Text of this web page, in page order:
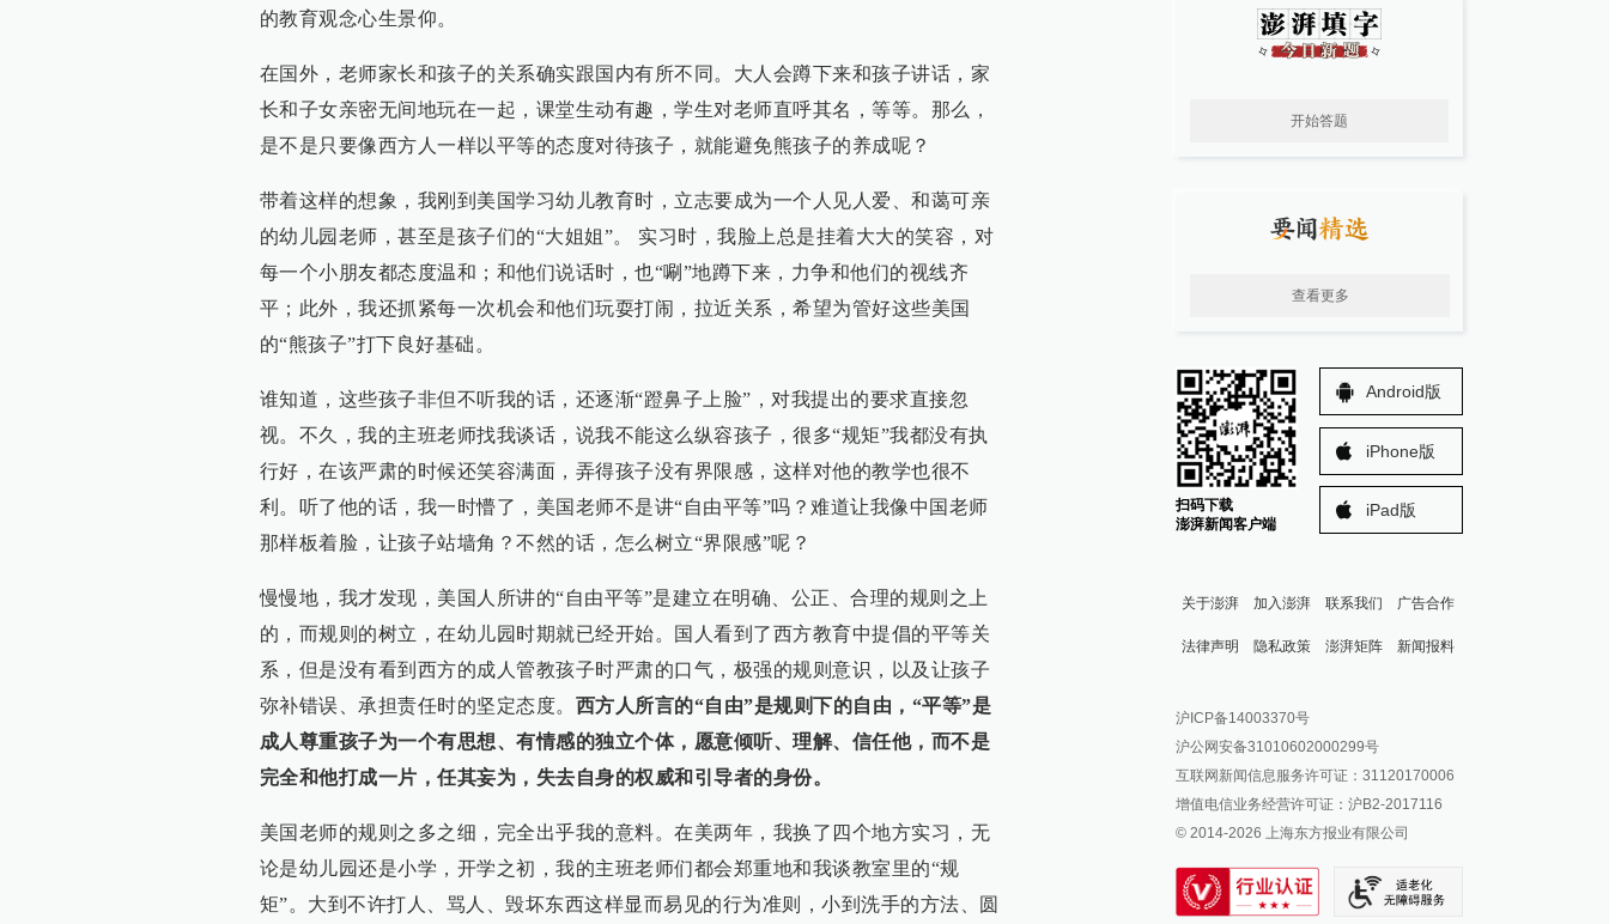
的教育观念心生景仰。
在国外，老师家长和孩子的关系确实跟国内有所不同。大人会蹲下来和孩子讲话，家
长和子女亲密无间地玩在一起，课堂生动有趣，学生对老师直呼其名，等等。那么，
是不是只要像西方人一样以平等的态度对待孩子，就能避免熊孩子的养成呢？
带着这样的想象，我刚到美国学习幼儿教育时，立志要成为一个人见人爱、和蔼可亲
的幼儿园老师，甚至是孩子们的“大姐姐”。 实习时，我脸上总是挂着大大的笑容，对
每一个小朋友都态度温和；和他们说话时，也“唰”地蹲下来，力争和他们的视线齐
平；此外，我还抓紧每一次机会和他们玩耍打闹，拉近关系，希望为管好这些美国
的“熊孩子”打下良好基础。
谁知道，这些孩子非但不听我的话，还逐渐“蹬鼻子上脸”，对我提出的要求直接忽
视。不久，我的主班老师找我谈话，说我不能这么纵容孩子，很多“规矩”我都没有执
行好，在该严肃的时候还笑容满面，弄得孩子没有界限感，这样对他的教学也很不
利。听了他的话，我一时懵了，美国老师不是讲“自由平等”吗？难道让我像中国老师
那样板着脸，让孩子站墙角？不然的话，怎么树立“界限感”呢？
慢慢地，我才发现，美国人所讲的“自由平等”是建立在明确、公正、合理的规则之上
的，而规则的树立，在幼儿园时期就已经开始。国人看到了西方教育中提倡的平等关
系，但是没有看到西方的成人管教孩子时严肃的口气，极强的规则意识，以及让孩子
弥补错误、承担责任时的坚定态度。 西方人所言的“自由”是规则下的自由，“平等”是
成人尊重孩子为一个有思想、有情感的独立个体，愿意倾听、理解、信任他，而不是
完全和他打成一片，任其妄为，失去自身的权威和引导者的身份。
美国老师的规则之多之细，完全出乎我的意料。在美两年，我换了四个地方实习，无
论是幼儿园还是小学，开学之初，我的主班老师们都会郑重地和我谈教室里的“规
矩”。大到不许打人、骂人、毁坏东西这样显而易见的行为准则，小到洗手的方法、圆
开始答题
查看更多
扫码下载
澎湃新闻客户端
Android版
iPhone版
iPad版
关于澎湃 加入澎湃 联系我们 广告合作
法律声明 隐私政策 澎湃矩阵
澎湃新闻公众号
澎湃新闻抖音号
派生万物开放平台
IP SHANGHAI
SIXTH TONE
新闻报料
报料邮箱: news@thepaper.cn
沪ICP备14003370号
沪公网安备31010602000299号
互联网新闻信息服务许可证：31120170006
增值电信业务经营许可证：沪B2-2017116
© 2014-2026 上海东方报业有限公司